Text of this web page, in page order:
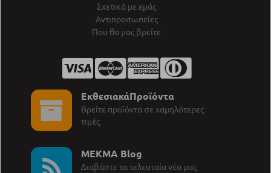
Σχετικά με εμάς
Αντιπροσωπείες
Που θα μας βρείτε
ΕκθεσιακάΠροϊόντα
Βρείτε προϊόντα σε χαμηλότερες
τιμές
MEKMA Blog
∆ιαβάστε τα τελευταία νέα μας